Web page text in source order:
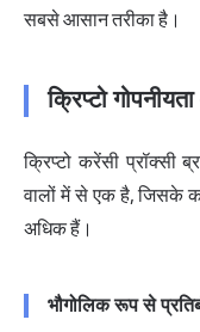
सबसे आसान तरीका है।
क्रिप्टो
क्रिप्टो करेंसी
वालों में से एक है, जिसके
अधिक हैं।
भौगोलिक रूप से